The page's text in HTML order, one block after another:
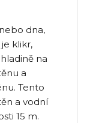
dna,
klikr,
na
a
Tento
a vodní
15 m.